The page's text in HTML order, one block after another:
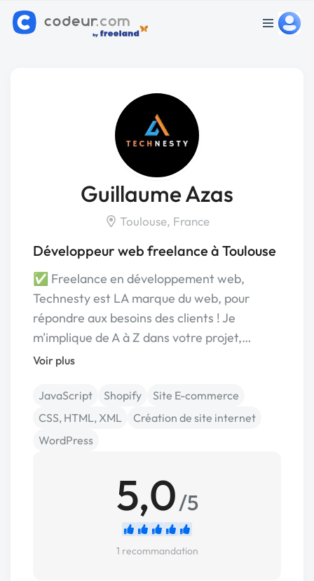
Guillaume Azas
Toulouse, France
Développeur web freelance à Toulouse
✅️ Freelance en développement web,
Technesty est LA marque du web, pour
répondre aux besoins des clients ! Je
m'implique de A à Z dans votre projet,…
Voir plus
JavaScript Shopify
Site E-commerce
CSS, HTML, XML
Création de site internet
WordPress
5,0/5
1 recommandation